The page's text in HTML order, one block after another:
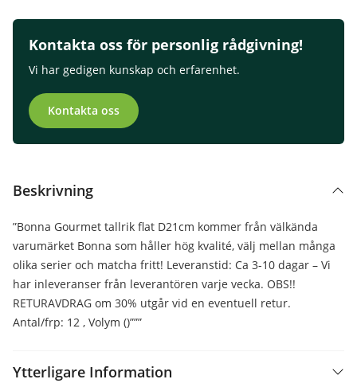
Kontakta oss för personlig rådgivning!
Vi har gedigen kunskap och erfarenhet.
Kontakta oss
Beskrivning
”Bonna Gourmet tallrik flat D21cm kommer från välkända
varumärket Bonna som håller hög kvalité, välj mellan många
olika serier och matcha fritt! Leveranstid: Ca 3-10 dagar – Vi
har inleveranser från leverantören varje vecka. OBS!!
RETURAVDRAG om 30% utgår vid en eventuell retur.
Antal/frp: 12 , Volym ()”””
Ytterligare Information